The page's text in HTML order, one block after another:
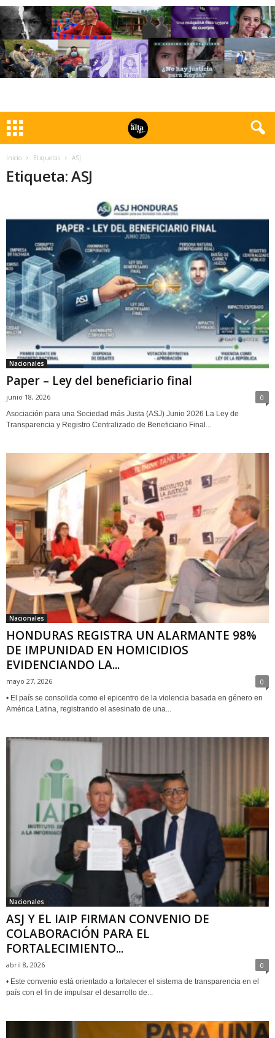
Inicio Etiquetas ASJ
Etiqueta: ASJ
Nacionales
Paper – Ley del beneficiario final
junio 18, 2026 0
Asociación para una Sociedad más Justa (ASJ) Junio 2026 La Ley de
Transparencia y Registro Centralizado de Beneficiario Final...
Nacionales
HONDURAS REGISTRA UN ALARMANTE 98%
DE IMPUNIDAD EN HOMICIDIOS
EVIDENCIANDO LA...
mayo 27, 2026 0
• El país se consolida como el epicentro de la violencia basada en género en
América Latina, registrando el asesinato de una...
Nacionales
ASJ Y EL IAIP FIRMAN CONVENIO DE
COLABORACIÓN PARA EL
FORTALECIMIENTO...
abril 8, 2026 0
• Este convenio está orientado a fortalecer el sistema de transparencia en el
país con el fin de impulsar el desarrollo de...